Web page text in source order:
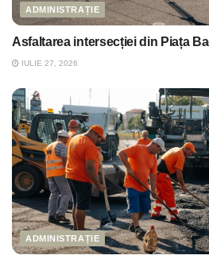
ADMINISTRAȚIE
Asfaltarea intersecției din Piața
IULIE 27, 2026
ADMINISTRAȚIE